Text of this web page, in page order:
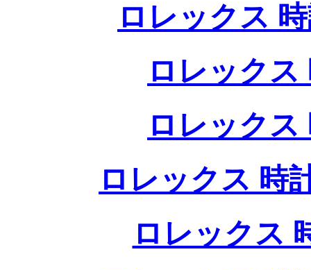
ロレックス
ロレックス
ロレックス
ロレックス 時
ロレックス